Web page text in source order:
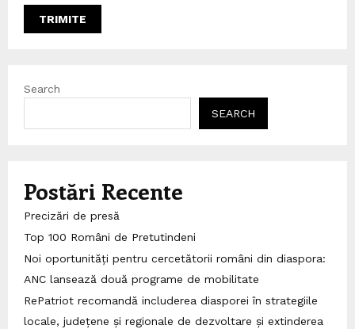
Search
SEARCH
Postări Recente
Precizări de presă
Top 100 Români de Pretutindeni
Noi oportunități pentru cercetătorii români din diaspora:
ANC lansează două programe de mobilitate
RePatriot recomandă includerea diasporei în strategiile
locale, județene și regionale de dezvoltare și extinderea